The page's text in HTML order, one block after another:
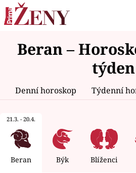
Trendy: Polabí Inspekce
Proměny
Témata
Celebrity
Beran –
týden
Denní horoskop Týdenní
21.3. - 20.4.
Beran Býk Blíženci